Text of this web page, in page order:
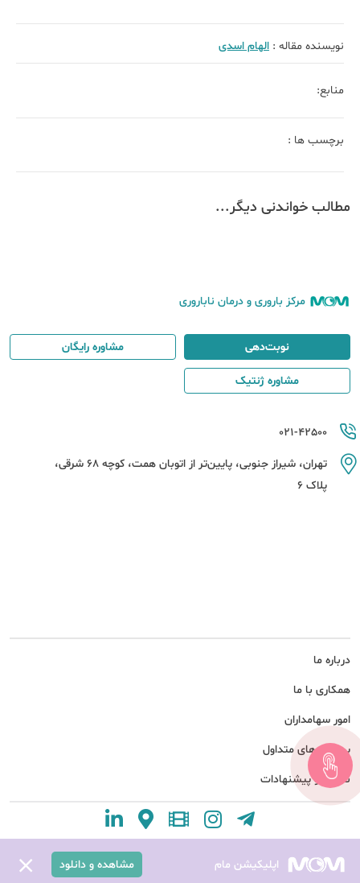
نویسنده مقاله : الهام اسدی
منابع:
برچسب ها :
مطالب خواندنی دیگر...
مرکز باروری و درمان ناباروری
درباره ما
همکاری با ما
امور سهامداران
پرسش های متداول
نظرات و پیشنهادات
021-42500
تهران، شیراز جنوبی، پایین‌تر از اتوبان همت، کوچه 68 شرقی،
پلاک 6
نوبت‌دهی مشاوره رایگان
مشاوره ژنتیک
اپلیکیشن مام مشاهده و دانلود